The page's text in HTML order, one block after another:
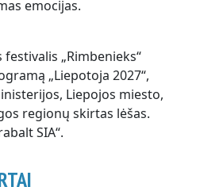
emocijas.
„Rimbenieks“
„Liepotoja 2027“,
Liepojos miesto,
regionų skirtas lėšas.
SIA“.